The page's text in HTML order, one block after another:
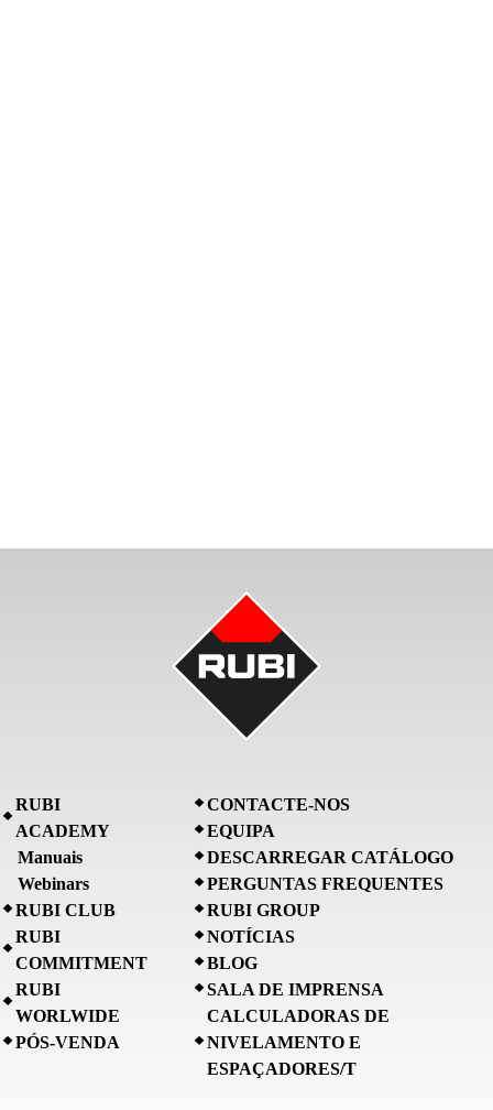
RUBI
ACADEMY
Manuais
Webinars
RUBI CLUB
RUBI
COMMITMENT
RUBI
WORLWIDE
PÓS-VENDA
CONTACTE-NOS
EQUIPA
DESCARREGAR CATÁLOGO
PERGUNTAS FREQUENTES
RUBI GROUP
NOTÍCIAS
BLOG
SALA DE IMPRENSA
CALCULADORAS DE
NIVELAMENTO E
ESPAÇADORES/T